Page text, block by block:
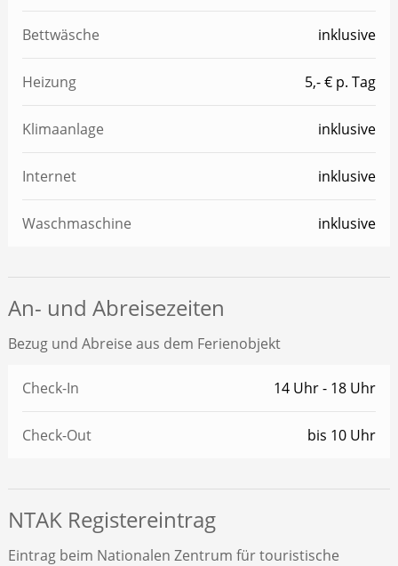
Bettwäsche inklusive
Heizung 5,- € p. Tag
Klimaanlage inklusive
Internet inklusive
Waschmaschine inklusive
An- und Abreisezeiten
Bezug und Abreise aus dem Ferienobjekt
Check-In 14 Uhr - 18 Uhr
Check-Out bis 10 Uhr
NTAK Registereintrag
Eintrag beim Nationalen Zentrum für touristische